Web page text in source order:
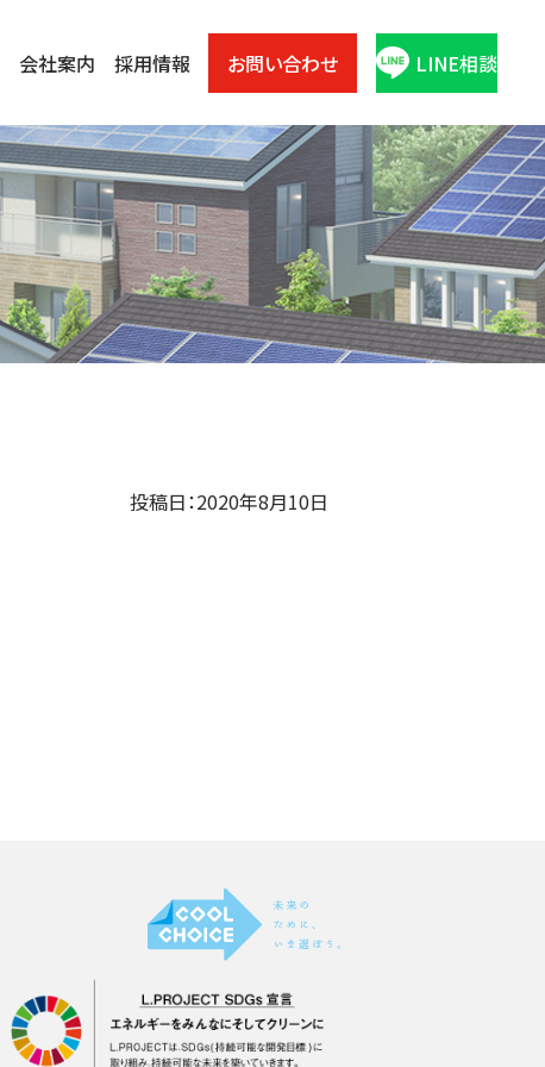
会社案内 採用情報 お問い合わせ LINE相談
投稿日：2020年8月10日